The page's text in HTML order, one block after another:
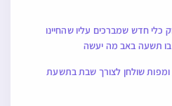
כלי חדש שמברכים עליו שהחיינו
בו תשעה באב מה יעשה
שולחן לצורך שבת בתשעת